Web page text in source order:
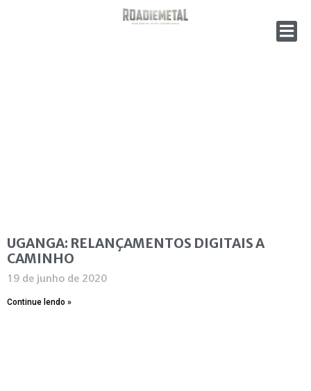
UGANGA: RELANÇAMENTOS DIGITAIS A
CAMINHO
19 de junho de 2020
Continue lendo »